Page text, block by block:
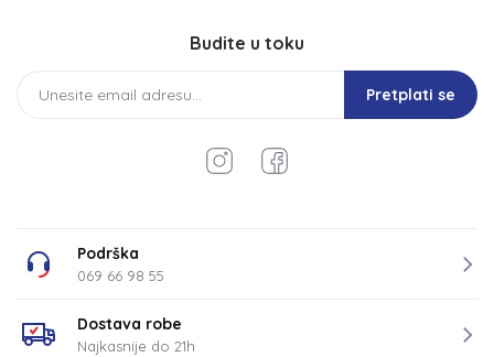
Budite u toku
Pretplati se
Podrška
069 66 98 55
Dostava robe
Najkasnije do 21h